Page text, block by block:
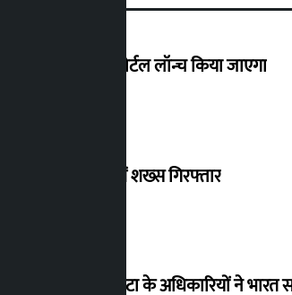
नया टेलीमेडिसिन पोर्टल लॉन्च किया जाएगा
धोखाधड़ी के आरोप में शख्स गिरफ्तार
हटाए जाने के बाद मेटा के अधिकारियों ने